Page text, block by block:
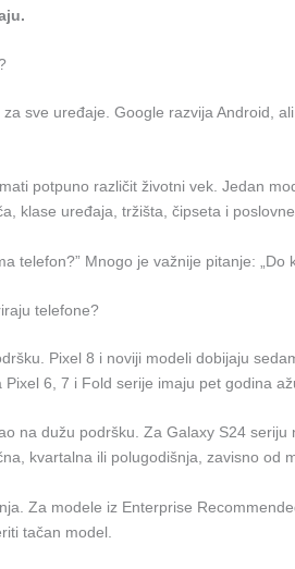
sve uređaje. Google razvija Android,
potpuno različit životni vek. Jedan
klase uređaja, tržišta, čipseta i
telefon?” Mnogo je važnije pitanje:
telefone?
Pixel 8 i noviji modeli dobijaju
6, 7 i Fold serije imaju pet godina
na dužu podršku. Za Galaxy S24
kvartalna ili polugodišnja, zavisno od
Za modele iz Enterprise
tačan model.